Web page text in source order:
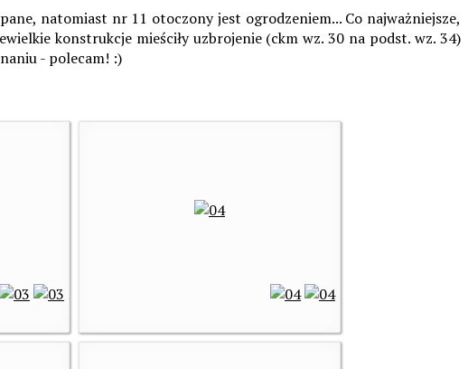
natomiast nr 11 otoczony jest ogrodzeniem... Co najważniejsze,
konstrukcje mieściły uzbrojenie (ckm wz. 30 na podst. wz. 34)
- polecam! :)